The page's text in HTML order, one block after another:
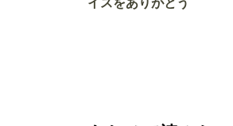
イスをありがとう